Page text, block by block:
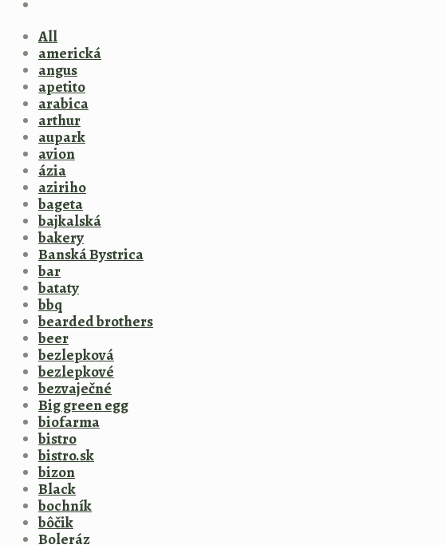
All
americká
angus
apetito
arabica
arthur
aupark
avion
ázia
aziriho
bageta
bajkalská
bakery
Banská Bystrica
bar
bataty
bbq
bearded brothers
beer
bezlepková
bezlepkové
bezvaječné
Big green egg
biofarma
bistro
bistro.sk
bizon
Black
bochník
bôčik
Boleráz